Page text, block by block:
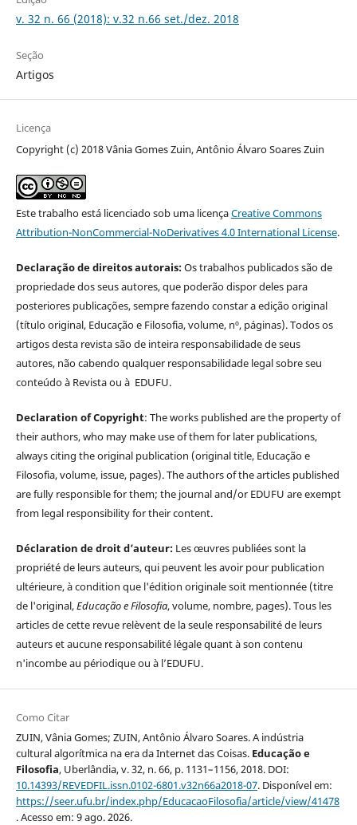
v. 32 n. 66 (2018): v.32 n.66 set./dez. 2018
Seção
Artigos
Licença
Copyright (c) 2018 Vânia Gomes Zuin, Antônio Álvaro Soares Zuin
Este trabalho está licenciado sob uma licençaCreative Commons
Attribution-NonCommercial-NoDerivatives 4.0 International License.
Declaração de direitos autorais:Os trabalhos publicados são de
propriedade dos seus autores, que poderão dispor deles para
posteriores publicações, sempre fazendo constar a edição original
(título original, Educação e Filosofia, volume, nº, páginas). Todos os
artigos desta revista são de inteira responsabilidade de seus
autores, não cabendo qualquer responsabilidade legal sobre seu
conteúdo à Revista ou à EDUFU.
Declaration of Copyright: The works published are the property of
their authors, who may make use of them for later publications,
always citing the original publication (original title, Educação e
Filosofia, volume, issue, pages). The authors of the articles published
are fully responsible for them; the journal and/or EDUFU are exempt
from legal responsibility for their content.
Déclaration de droit d’auteur: Les œuvres publiées sont la
propriété de leurs auteurs, qui peuvent les avoir pour publication
ultérieure, à condition que l'édition originale soit mentionnée (titre
de l'original,Educação e Filosofia, volume, nombre, pages). Tous les
articles de cette revue relèvent de la seule responsabilité de leurs
auteurs et aucune responsabilité légale quant à son contenu
n'incombe au périodique ou à l’EDUFU.
Como Citar
ZUIN, Vânia Gomes; ZUIN, Antônio Álvaro Soares. A indústria
cultural algorítmica na era da Internet das Coisas. Educação e
Filosofia, Uberlândia, v. 32, n. 66, p. 1131–1156, 2018. DOI:
10.14393/REVEDFIL.issn.0102-6801.v32n66a2018-07. Disponível em:
https://seer.ufu.br/index.php/EducacaoFilosofia/article/view/41478
. Acesso em: 9 ago. 2026.